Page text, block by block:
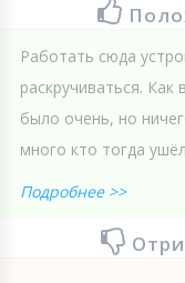
Работать сюда
раскручиваться.
было очень, но
много кто тогда
Подробнее >>